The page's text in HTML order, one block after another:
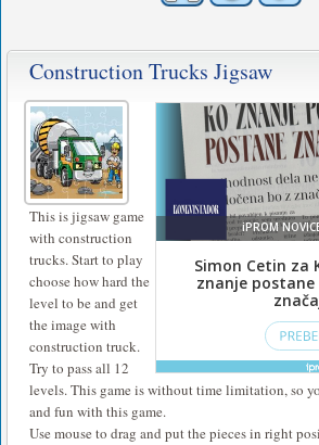
Construction Trucks Jigsaw
This is jigsaw game
with construction
trucks. Start to play
choose how hard the
level to be and get
the image with
construction truck.
Try to pass all 12
levels. This game is without time limitation, so
and fun with this game.
Use mouse to drag and put the pieces in right